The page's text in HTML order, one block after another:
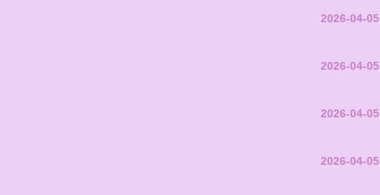
2026-04-05
2026-04-05
2026-04-05
2026-04-05